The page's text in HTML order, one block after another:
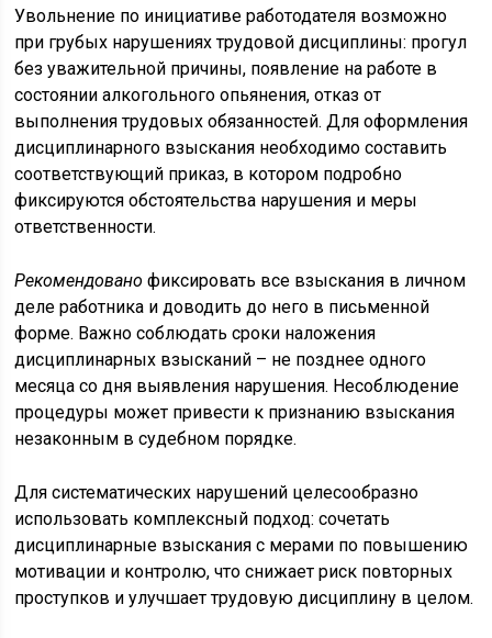
Увольнение по инициативе работодателя возможно
при грубых нарушениях трудовой дисциплины: прогул
без уважительной причины, появление на работе в
состоянии алкогольного опьянения, отказ от
выполнения трудовых обязанностей. Для оформления
дисциплинарного взыскания необходимо составить
соответствующий приказ, в котором подробно
фиксируются обстоятельства нарушения и меры
ответственности.
Рекомендовано фиксировать все взыскания в личном
деле работника и доводить до него в письменной
форме. Важно соблюдать сроки наложения
дисциплинарных взысканий – не позднее одного
месяца со дня выявления нарушения. Несоблюдение
процедуры может привести к признанию взыскания
незаконным в судебном порядке.
Для систематических нарушений целесообразно
использовать комплексный подход: сочетать
дисциплинарные взыскания с мерами по повышению
мотивации и контролю, что снижает риск повторных
проступков и улучшает трудовую дисциплину в целом.